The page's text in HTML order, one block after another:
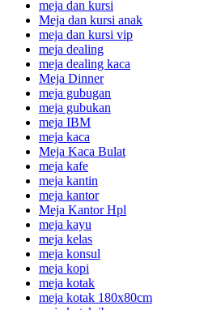
meja dan kursi
Meja dan kursi anak
meja dan kursi vip
meja dealing
meja dealing kaca
Meja Dinner
meja gubugan
meja gubukan
meja IBM
meja kaca
Meja Kaca Bulat
meja kafe
meja kantin
meja kantor
Meja Kantor Hpl
meja kayu
meja kelas
meja konsul
meja kopi
meja kotak
meja kotak 180x80cm